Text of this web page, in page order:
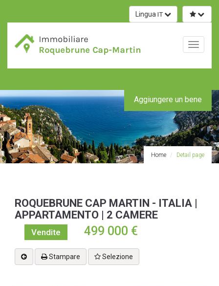
Lingua IT
Toggle
Aggiungere un bene
Home Detail page
ROQUEBRUNE CAP MARTIN - ITALIA |
APPARTAMENTO | 2 CAMERE
Vendite 499 000 €
Stampare Selezione